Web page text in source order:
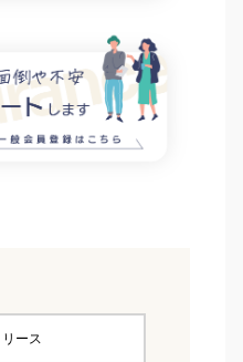
ース